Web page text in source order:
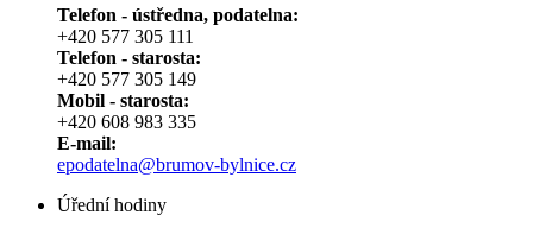
Telefon - ústředna, podatelna:
+420 577 305 111
Telefon - starosta:
+420 577 305 149
Mobil - starosta:
+420 608 983 335
E-mail:
epodatelna@brumov-bylnice.cz
Úřední hodiny